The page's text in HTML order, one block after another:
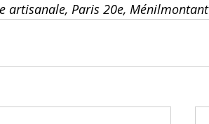
artisanale, Paris 20e, Ménilmontant